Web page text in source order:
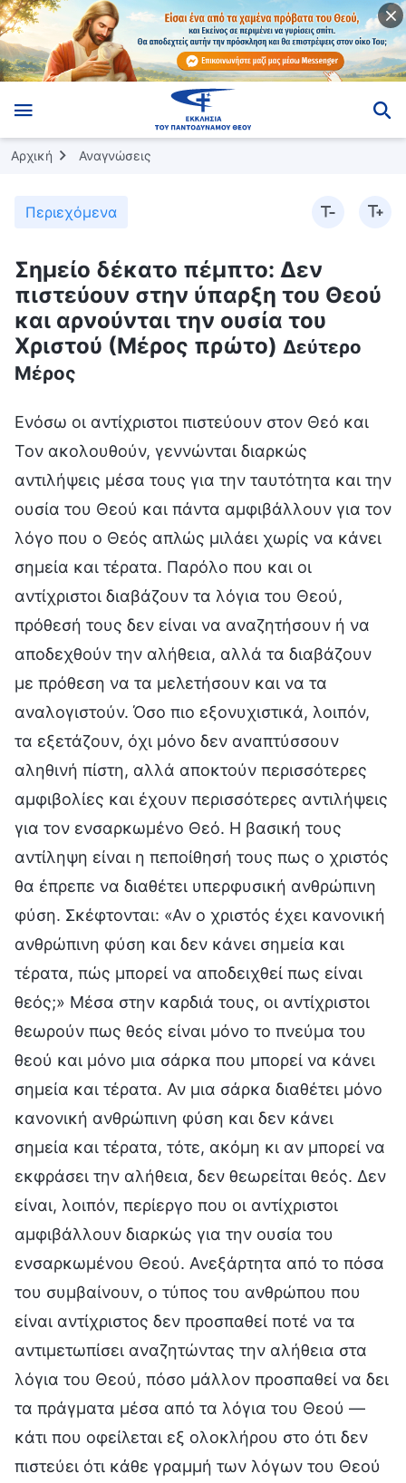
Αρχική Αναγνώσεις
Περιεχόμενα
Σημείο δέκατο πέμπτο: Δεν
πιστεύουν στην ύπαρξη του Θεού
και αρνούνται την ουσία του
Χριστού (Μέρος πρώτο) Δεύτερο
Μέρος
Ενόσω οι αντίχριστοι πιστεύουν στον Θεό και
Τον ακολουθούν, γεννώνται διαρκώς
αντιλήψεις μέσα τους για την ταυτότητα και την
ουσία του Θεού και πάντα αμφιβάλλουν για τον
λόγο που ο Θεός απλώς μιλάει χωρίς να κάνει
σημεία και τέρατα. Παρόλο που και οι
αντίχριστοι διαβάζουν τα λόγια του Θεού,
πρόθεσή τους δεν είναι να αναζητήσουν ή να
αποδεχθούν την αλήθεια, αλλά τα διαβάζουν
με πρόθεση να τα μελετήσουν και να τα
αναλογιστούν. Όσο πιο εξονυχιστικά, λοιπόν,
τα εξετάζουν, όχι μόνο δεν αναπτύσσουν
αληθινή πίστη, αλλά αποκτούν περισσότερες
αμφιβολίες και έχουν περισσότερες αντιλήψεις
για τον ενσαρκωμένο Θεό. Η βασική τους
αντίληψη είναι η πεποίθησή τους πως ο χριστός
θα έπρεπε να διαθέτει υπερφυσική ανθρώπινη
φύση. Σκέφτονται: «Αν ο χριστός έχει κανονική
ανθρώπινη φύση και δεν κάνει σημεία και
τέρατα, πώς μπορεί να αποδειχθεί πως είναι
θεός;» Μέσα στην καρδιά τους, οι αντίχριστοι
θεωρούν πως θεός είναι μόνο το πνεύμα του
θεού και μόνο μια σάρκα που μπορεί να κάνει
σημεία και τέρατα. Αν μια σάρκα διαθέτει μόνο
κανονική ανθρώπινη φύση και δεν κάνει
σημεία και τέρατα, τότε, ακόμη κι αν μπορεί να
εκφράσει την αλήθεια, δεν θεωρείται θεός. Δεν
είναι, λοιπόν, περίεργο που οι αντίχριστοι
αμφιβάλλουν διαρκώς για την ουσία του
ενσαρκωμένου Θεού. Ανεξάρτητα από το πόσα
του συμβαίνουν, ο τύπος του ανθρώπου που
είναι αντίχριστος δεν προσπαθεί ποτέ να τα
αντιμετωπίσει αναζητώντας την αλήθεια στα
λόγια του Θεού, πόσο μάλλον προσπαθεί να δει
τα πράγματα μέσα από τα λόγια του Θεού —
κάτι που οφείλεται εξ ολοκλήρου στο ότι δεν
πιστεύει ότι κάθε γραμμή των λόγων του Θεού